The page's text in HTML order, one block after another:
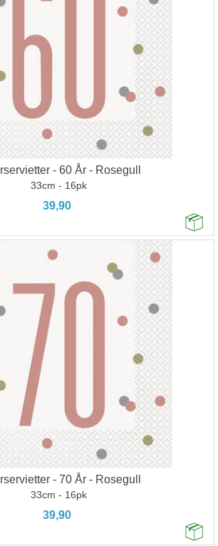
- 60 År - Rosegull
33cm - 16pk
39,90
- 70 År - Rosegull
33cm - 16pk
39,90